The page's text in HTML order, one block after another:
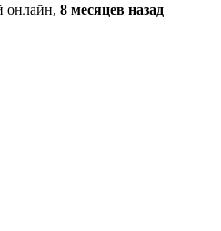
онлайн, 8 месяцев назад